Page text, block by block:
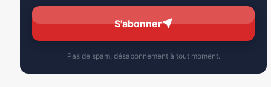
S'abonner
Pas de spam, désabonnement à tout moment.